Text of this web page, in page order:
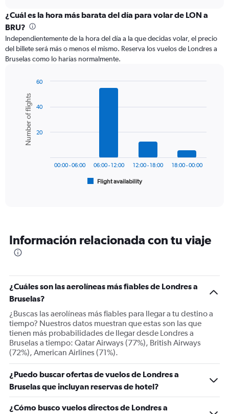
categories.
Range:
categories.
The
chart
axis
displaying
values.
Range:
¿Cuál es la hora más barata del día para volar de LON a
BRU?
Independientemente de la hora del día a la que decidas volar, el precio
del billete será más o menos el mismo. Reserva los vuelos de Londres a
Bruselas como lo harías normalmente.
chart
with
bars.
The
categories.
The
Y
axis
displaying
Number
of
flights.
Range:
0
60.
Chart
graphic.
Number of flights
Flight availability
00:00 - 06:00 06:00 - 12:00 12:00 - 18:00 18:00 - 00:00
20
40
60
Información relacionada con tu viaje
¿Cuáles son las aerolíneas más fiables de Londres a
Bruselas?
¿Buscas las aerolíneas más fiables para llegar a tu destino a
tiempo? Nuestros datos muestran que estas son las que
tienen más probabilidades de llegar desde Londres a
Bruselas a tiempo: Qatar Airways (77%), British Airways
(72%), American Airlines (71%).
¿Puedo buscar ofertas de vuelos de Londres a
Bruselas que incluyan reservas de hotel?
¿Cómo busco vuelos directos de Londres a